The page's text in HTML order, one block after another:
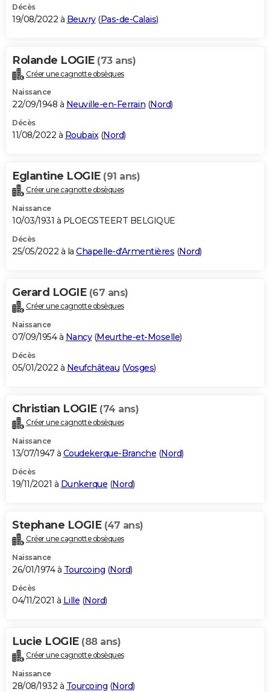
Décès
19/08/2022 à Beuvry(Pas-de-Calais)
Rolande LOGIE (73 ans)
Créer une cagnotte obsèques
Naissance
22/09/1948 à Neuville-en-Ferrain (Nord)
Décès
11/08/2022 à Roubaix(Nord)
Eglantine LOGIE (91 ans)
Créer une cagnotte obsèques
Naissance
10/03/1931 à PLOEGSTEERT BELGIQUE
Décès
25/05/2022 à la Chapelle-d'Armentières (Nord)
Gerard LOGIE (67 ans)
Créer une cagnotte obsèques
Naissance
07/09/1954 à Nancy(Meurthe-et-Moselle)
Décès
05/01/2022 à Neufchâteau (Vosges)
Christian LOGIE (74 ans)
Créer une cagnotte obsèques
Naissance
13/07/1947 à Coudekerque-Branche (Nord)
Décès
19/11/2021 à Dunkerque (Nord)
Stephane LOGIE (47 ans)
Créer une cagnotte obsèques
Naissance
26/01/1974 à Tourcoing (Nord)
Décès
04/11/2021 à Lille (Nord)
Lucie LOGIE (88 ans)
Créer une cagnotte obsèques
Naissance
28/08/1932 à Tourcoing (Nord)